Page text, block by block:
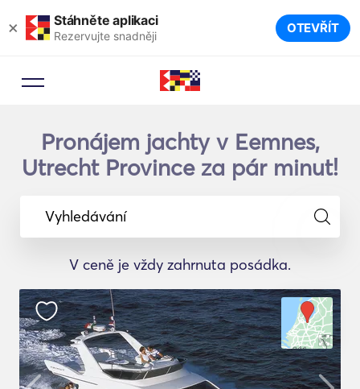
× Stáhněte aplikaci
Rezervujte snadněji OTEVŘÍT
Pronájem jachty v Eemnes,
Utrecht Province za pár minut!
Vyhledávání
V ceně je vždy zahrnuta posádka.